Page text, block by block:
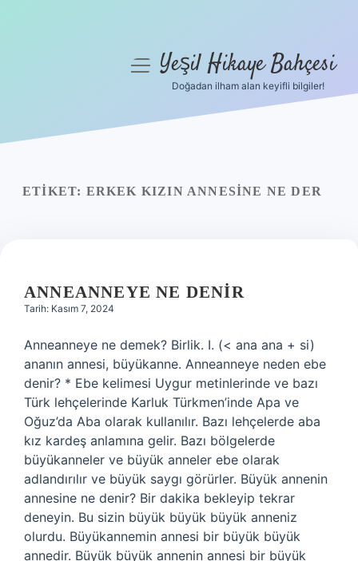
Yasal Uyarı
menüyüYeşil Hikaye Bahçesi
Doğadan ilham alan keyifli bilgiler!
ETIKET: ERKEK KIZIN ANNESINE NE DER
ANNEANNEYE NE DENIR
Tarih: Kasım 7, 2024
Anneanneye ne demek? Birlik. I. (< ana ana + si)
ananın annesi, büyükanne. Anneanneye neden ebe
denir? * Ebe kelimesi Uygur metinlerinde ve bazı
Türk lehçelerinde Karluk Türkmen’inde Apa ve
Oğuz’da Aba olarak kullanılır. Bazı lehçelerde aba
kız kardeş anlamına gelir. Bazı bölgelerde
büyükanneler ve büyük anneler ebe olarak
adlandırılır ve büyük saygı görürler. Büyük annenin
annesine ne denir? Bir dakika bekleyip tekrar
deneyin. Bu sizin büyük büyük büyük anneniz
olurdu. Büyükannemin annesi bir büyük büyük
annedir. Büyük büyük annenin annesi bir büyük